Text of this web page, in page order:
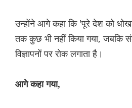
उन्होंने आगे कहा कि 'पूरे देश को
तक कुछ भी नहीं किया गया, जबकि
विज्ञापनों पर रोक लगाता है।
आगे कहा गया,